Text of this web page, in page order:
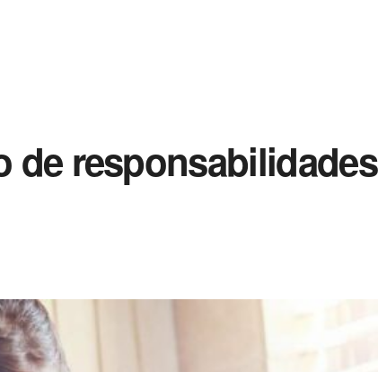
de responsabilidades